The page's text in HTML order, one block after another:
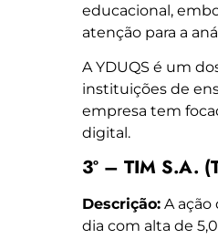
educacional,
atenção para a
A YDUQS é um
instituições de
empresa tem
digital.
3º – TIM S.A.
Descrição: A
dia com alta de